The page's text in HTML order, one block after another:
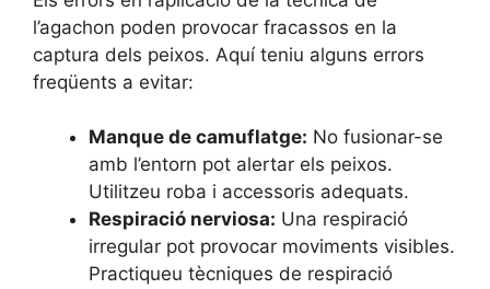
l’agachon poden provocar fracassos en la
captura dels peixos. Aquí teniu alguns errors
freqüents a evitar:
Manque de camuflatge: No fusionar-se
amb l’entorn pot alertar els peixos.
Utilitzeu roba i accessoris adequats.
Respiració nerviosa: Una respiració
irregular pot provocar moviments visibles.
Practiqueu tècniques de respiració